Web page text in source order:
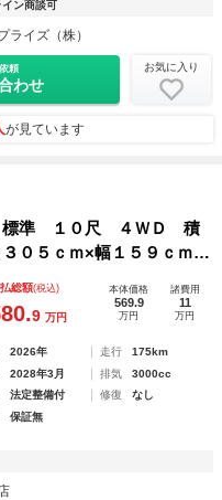
イン商談可
ライズ（株）
頼
わせ
お気に入り
が見ています
標準 １０尺 ４ＷＤ 積
０５ｃｍ×幅１５９ｃｍ×
ｋｇ ＡＴ ＥＴＣ スマ
トライト 左電格ミラ
総額(税込)
9 万円
本体価格
569.9
万円
諸費用
11
万円
2026年 走行
175km
2028年3月 排気
3000cc
法定整備付 修復
なし
保証無